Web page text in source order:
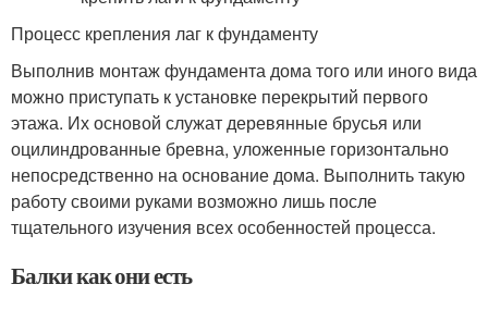
Процесс крепления лаг к фундаменту
Выполнив монтаж фундамента дома того или иного вида
можно приступать к установке перекрытий первого
этажа. Их основой служат деревянные брусья или
оцилиндрованные бревна, уложенные горизонтально
непосредственно на основание дома. Выполнить такую
работу своими руками возможно лишь после
тщательного изучения всех особенностей процесса.
Балки как они есть